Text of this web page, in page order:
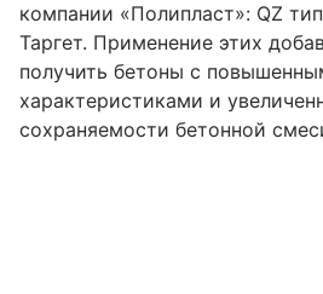
компании «Полипласт»: QZ
Таргет. Применение этих
получить бетоны с
характеристиками и
сохраняемости бетонной